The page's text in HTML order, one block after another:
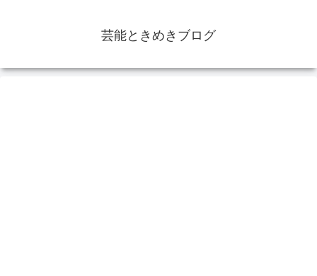
芸能ときめきブログ